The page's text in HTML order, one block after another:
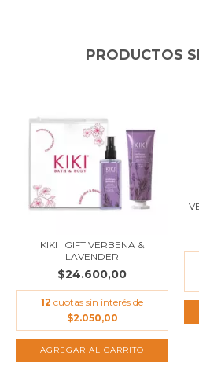
PRODUCTOS
KIKI | GIFT VERBENA &
LAVENDER
$24.600,00
12 cuotas sin interés de
$2.050,00